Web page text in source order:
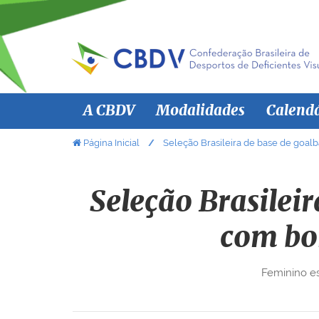
A CBDV Modalidades
V Página Inicial Seleção Brasileira de base de
Seleção
com
Feminino